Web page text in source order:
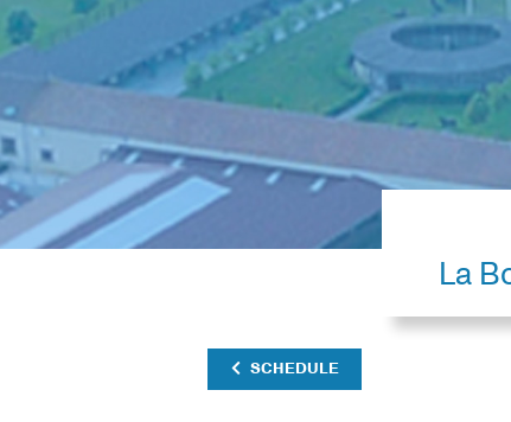
La
SCHEDULE